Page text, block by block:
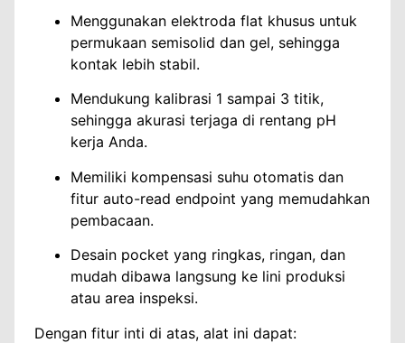
Menggunakan elektroda flat khusus untuk
permukaan semisolid dan gel, sehingga
kontak lebih stabil.
Mendukung kalibrasi 1 sampai 3 titik,
sehingga akurasi terjaga di rentang pH
kerja Anda.
Memiliki kompensasi suhu otomatis dan
fitur auto-read endpoint yang memudahkan
pembacaan.
Desain pocket yang ringkas, ringan, dan
mudah dibawa langsung ke lini produksi
atau area inspeksi.
Dengan fitur inti di atas, alat ini dapat: